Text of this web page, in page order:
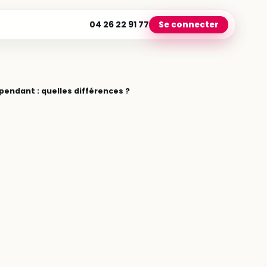
04 26 22 91 77 Se connecter
: quelles différences ?